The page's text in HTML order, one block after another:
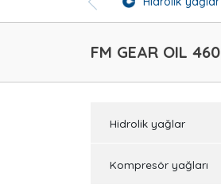
FM GEAR OIL 460
Hidrolik yağlar
Kompresör yağları